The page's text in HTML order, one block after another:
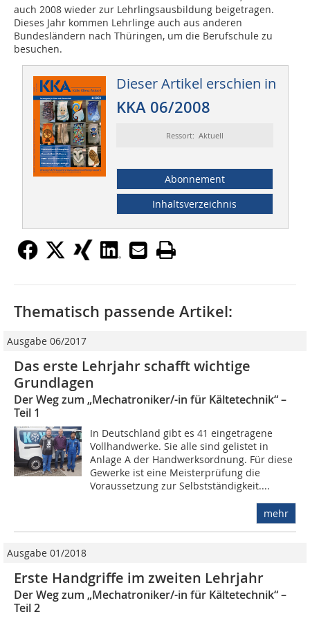
auch 2008 wieder zur Lehrlingsausbildung beigetragen.
Dieses Jahr kommen Lehrlinge auch aus anderen
Bundesländern nach Thüringen, um die Berufschule zu
besuchen.
Dieser Artikel erschien in
KKA 06/2008
Ressort: Aktuell
Abonnement
Inhaltsverzeichnis
Thematisch passende Artikel:
Ausgabe 06/2017
Das erste Lehrjahr schafft wichtige
Grundlagen
Der Weg zum „Mechatroniker/-in für Kältetechnik“ –
Teil 1
In Deutschland gibt es 41 eingetragene
Vollhandwerke. Sie alle sind gelistet in
Anlage A der Handwerksordnung. Für diese
Gewerke ist eine Meisterprüfung die
Voraussetzung zur Selbstständigkeit....
mehr
Ausgabe 01/2018
Erste Handgriffe im zweiten Lehrjahr
Der Weg zum „Mechatroniker/-in für Kältetechnik“ –
Teil 2